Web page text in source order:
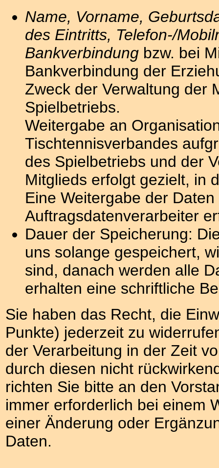
Name, Vorname,
des Eintritts, Telefon-/
Bankverbindung bzw. bei
Bankverbindung der
Zweck der Verwaltung der
Spielbetriebs.
Weitergabe an
Tischtennisverbandes
des Spielbetriebs und der
Mitglieds erfolgt gezielt, in
Eine Weitergabe der Daten
Auftragsdatenverarbeiter
Dauer der Speicherung:
uns solange gespeichert,
sind, danach werden alle
erhalten eine schriftliche
Sie haben das Recht, die
Punkte) jederzeit zu
der Verarbeitung in der Zeit
durch diesen nicht
richten Sie bitte an den
immer erforderlich bei einem
einer Änderung oder
Daten.